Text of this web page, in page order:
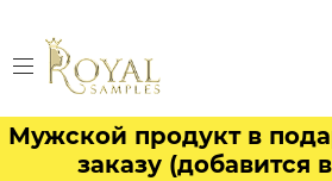
Мужской продукт в
заказу (добавится